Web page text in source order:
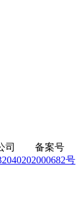
公司 备案号
号